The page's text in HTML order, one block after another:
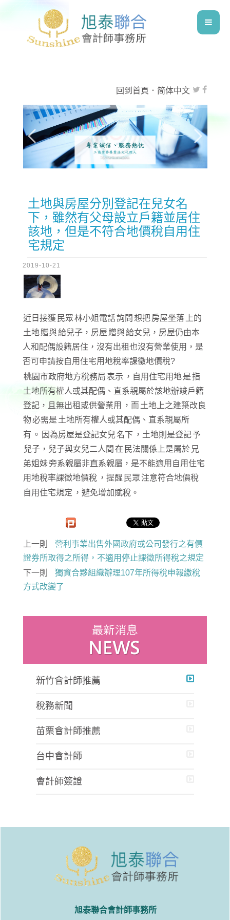
回到首頁 ． 简体中文
土地與房屋分別登記在兒女名
下，雖然有父母設立戶籍並居住
該地，但是不符合地價稅自用住
宅規定
2019-10-21
近日接獲 民眾林小姐電話詢問 想把房屋坐落 上的
土地贈與給兒子，房屋 贈與給女兒，房屋仍由本
人和配偶設籍居住，沒有出租也沒有營業使用，是
否可申請按自用住宅用地稅率課徵地價稅?
桃園市政府地方稅務局表示 ，自用住宅用地是指
土地所有權人或其配偶、直系親屬於該地辦竣戶籍
登記，且無出租或供營業用
，而 土地上之建築改良
物必需是 土地所有權人或其配偶、直系親屬所
有 。 因為房屋是登記女兒名下 ，土地則是登記予
兒子，兒子與女兒二人間 在 民法關係上是屬於 兄
弟姐妹旁系親屬非直系親屬，是不能適用自用住宅
用地稅率課徵地價稅 ，提醒 民眾 注意符合地價稅
自用住宅規定 ，避免增加賦稅。
上一則
營利事業出售外國政府或公司發行之有價
證券所取得之所得，不適用停止課徵所得稅之規定
下一則
獨資合夥組織辦理107年所得稅申報繳稅
方式改變了
新竹會計師推薦
稅務新聞
苗栗會計師推薦
台中會計師
會計師簽證
旭泰聯合會計師事務所